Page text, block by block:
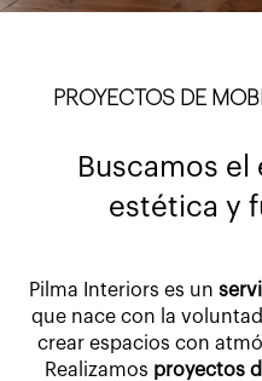
PROYECTOS DE
Buscamos
estética y
Pilma Interiors es un
que nace con la
crear espacios con
Realizamos proyectos